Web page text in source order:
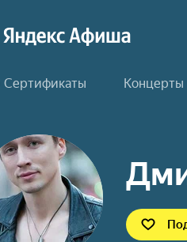
Сертификаты Концерты